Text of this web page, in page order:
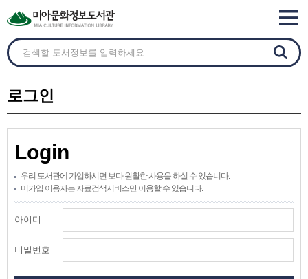
로그인
Login
우리 도서관에 가입하시면 보다 원활한 사용을 하실 수 있습니다.
미가입 이용자는 자료검색서비스만 이용할 수 있습니다.
아이디
비밀번호